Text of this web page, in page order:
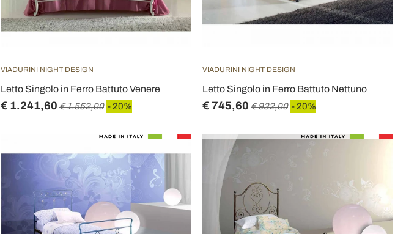
VIADURINI NIGHT DESIGN
Letto Singolo in Ferro Battuto Venere
€ 1.241,60 € 1.552,00 - 20%
VIADURINI NIGHT DESIGN
Letto Singolo in Ferro Battuto Nettuno
€ 745,60 € 932,00 - 20%